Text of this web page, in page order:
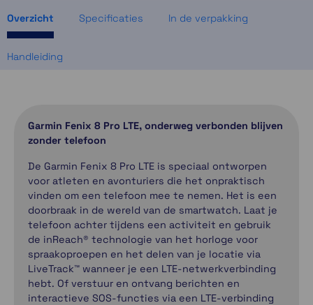
Overzicht Specificaties In de verpakking
Handleiding
Garmin Fenix 8 Pro LTE, onderweg verbonden blijven
zonder telefoon
De Garmin Fenix 8 Pro LTE is speciaal ontworpen
voor atleten en avonturiers die het onpraktisch
vinden om een telefoon mee te nemen. Het is een
doorbraak in de wereld van de smartwatch. Laat je
telefoon achter tijdens een activiteit en gebruik
de inReach® technologie van het horloge voor
spraakoproepen en het delen van je locatie via
LiveTrack™ wanneer je een LTE-netwerkverbinding
hebt. Of verstuur en ontvang berichten en
interactieve SOS-functies via een LTE-verbinding